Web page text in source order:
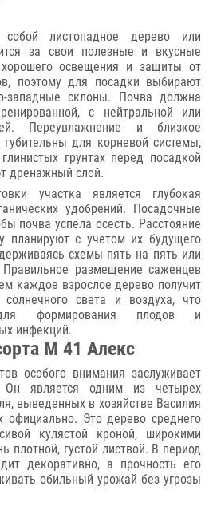
собой листопадное дерево или
за свои полезные и вкусные
хорошего освещения и защиты от
поэтому для посадки выбирают
склоны. Почва должна
с нейтральной или
Переувлажнение и близкое
губительны для корневой системы,
грунтах перед посадкой
дренажный слой.
участка является глубокая
удобрений. Посадочные
почва успела осесть. Расстояние
планируют с учетом их будущего
схемы пять на пять или
размещение саженцев
каждое взрослое дерево получит
солнечного света и воздуха, что
формирования плодов и
инфекций.
М 41 Алекс
особого внимания заслуживает
является одним из четырех
выведенных в хозяйстве Василия
официально. Это дерево среднего
кулястой кроной, широкими
плотной, густой листвой. В период
декоративно, а прочность его
обильный урожай без угрозы